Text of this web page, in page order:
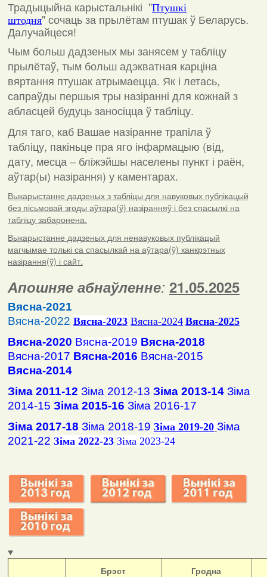
Традыцыйна карыстальнікі "Птушкі
штодня"сочаць за прылётам птушак ў Беларусь.
Далучайцеся!
Чым больш дадзеных мы занясем у табліцу
прылётаў, тым больш адэкватная карціна
вяртання птушак атрымаецца. Як і летась,
сапраўды першыя тры назіранні для кожнай з
абласцей будуць заносіцца ў табліцу.
Для таго, каб Вашае назіранне трапіла ў
табліцу, пакіньце пра яго інфармацыю (від,
дату, месца – бліжэйшы населены пункт і раён,
аўтар(ы) назірання) у каментарах.
Выкарыстанне дадзеных з табліцы для навуковых публікацый
без пісьмовай згоды аўтара(ў) назіранняў і без спасылкі на
табліцу забаронена.
Выкарыстанне дадзеных для ненавуковых публікацый
магчымае толькі са спасылкай на аўтара(ў) канкрэтных
назірання(ў) і сайт.
Апошняе абнаўленне: 21.05.2025
Вясна-2021
Вясна-2022 Вясна-2023 Вясна-2024 Вясна-2025
Вясна-2020 Вясна-2019 Вясна-2018
Вясна-2017 Вясна-2016 Вясна-2015
Вясна-2014
Зіма 2011-12 Зіма 2012-13 Зіма 2013-14 Зіма
2014-15 Зіма 2015-16 Зіма 2016-17
Зіма 2017-18 Зіма 2018-19 Зіма 2019-20 Зіма
2021-22 Зіма 2022-23 Зіма 2023-24
Брэст
Гродна